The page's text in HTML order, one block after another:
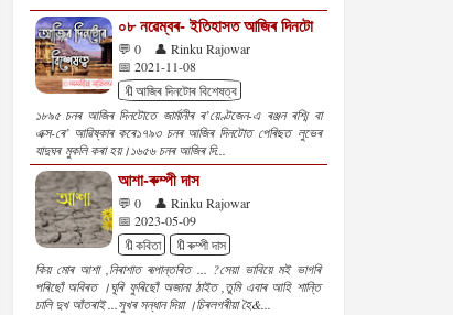
০৮ নৱেম্বৰ- ইতিহাসত আজিৰ দিনটো
💬 0
👤 Rinku Rajowar
📅 2021-11-08
🔖আজিৰ দিনটোৰ বিশেষত্ব
১৮৯৫ চনৰ আজিৰ দিনটোতে জাৰ্মানীৰ ৰ’য়েণ্টজেন-এ ৰঞ্জন ৰশ্মি বা
এক্স-ৰে’ আৱিষ্কাৰ কৰে১৭৯৩ চনৰ আজিৰ দিনটোত পেৰিছত লুভেৰ
যাদুঘৰ মুকলি কৰা হয়।১৬৫৬ চনৰ আজিৰ দি...
আশা-ৰুম্পী দাস
💬 0
👤 Rinku Rajowar
📅 2023-05-09
🔖কবিতা
🔖ৰুম্পী দাস
কিয় মোৰ আশা ,নিৰাশাত ৰূপান্তৰিত ... ?সেয়া ভাবিয়ে মই ভাগৰি
পৰিছোঁ অবিৰত ।ঘূৰি ফুৰিছোঁ অজানা ঠাইত ,তুমি এবাৰ আহি শান্তি
ঢালি দুখ আঁতৰাই ...সুখৰ সন্ধান দিয়া ।চিৰলগৰীয়া হৈ&...